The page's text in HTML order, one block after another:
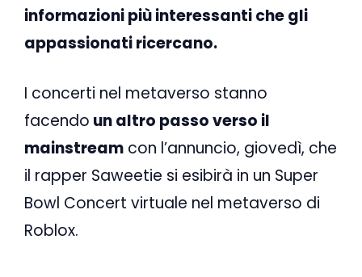
informazioni più interessanti che gli
appassionati ricercano.
I concerti nel metaverso stanno
facendo un altro passo verso il
mainstream con l’annuncio, giovedì, che
il rapper Saweetie si esibirà in un Super
Bowl Concert virtuale nel metaverso di
Roblox.